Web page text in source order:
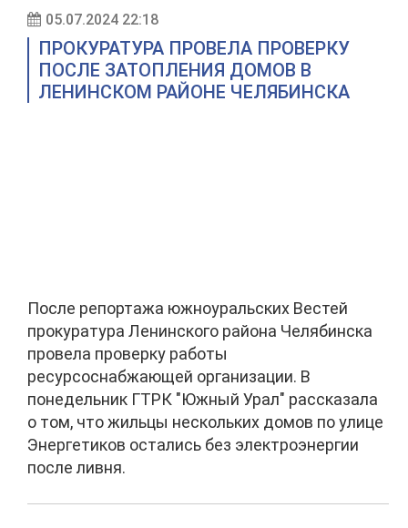
05.07.2024 22:18
ПРОКУРАТУРА ПРОВЕЛА ПРОВЕРКУ
ПОСЛЕ ЗАТОПЛЕНИЯ ДОМОВ В
ЛЕНИНСКОМ РАЙОНЕ ЧЕЛЯБИНСКА
После репортажа южноуральских Вестей
прокуратура Ленинского района Челябинска
провела проверку работы
ресурсоснабжающей организации. В
понедельник ГТРК "Южный Урал" рассказала
о том, что жильцы нескольких домов по улице
Энергетиков остались без электроэнергии
после ливня.